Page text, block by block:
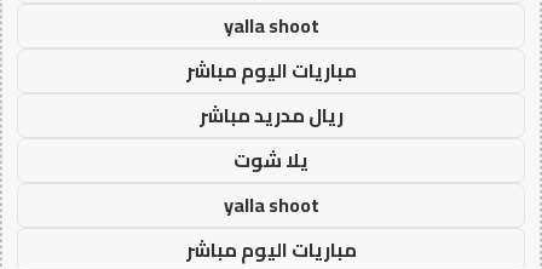
yalla shoot
مباريات اليوم مباشر
ريال مدريد مباشر
يلا شوت
yalla shoot
مباريات اليوم مباشر